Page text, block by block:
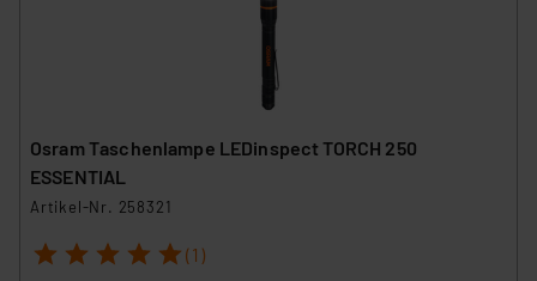
Osram Taschenlampe LEDinspect TORCH 250
ESSENTIAL
Artikel-Nr. 258321
1 2 3 4 5 (1)